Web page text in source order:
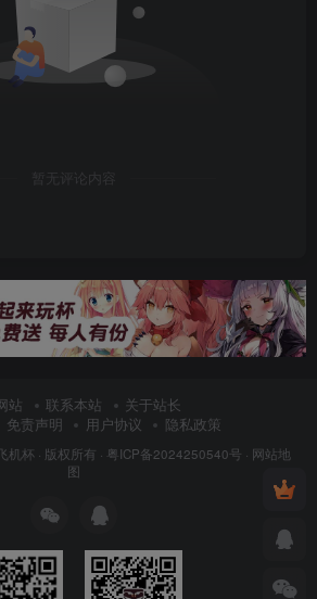
暂无评论内容
站 联系本站
关于站长
免责声明 用户协议 隐私政策
机杯 · 版权所有 · 粤ICP备2024250540号 · 网站地
图